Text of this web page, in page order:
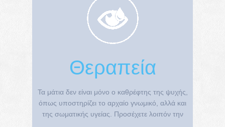
Θεραπεία
Τα μάτια δεν είναι μόνο ο καθρέφτης της ψυχής,
όπως υποστηρίζει το αρχαίο γνωμικό, αλλά και
της σωματικής υγείας. Προσέχετε λοιπόν την